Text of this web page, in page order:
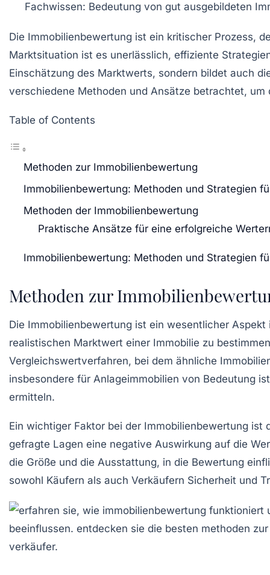
Fachwissen: Bedeutung von gut ausgebildeten
Die Immobilienbewertung ist ein kritischer Prozess,
Marktsituation ist es unerlässlich, effiziente
Einschätzung des Marktwerts, sondern bildet auch
verschiedene Methoden und Ansätze betrachtet,
Table of Contents
Methoden zur Immobilienbewertung
Immobilienbewertung: Methoden und Strategien
Methoden der Immobilienbewertung
Praktische Ansätze für eine erfolgreiche
Immobilienbewertung: Methoden und Strategien
Methoden zur
Die Immobilienbewertung ist ein wesentlicher Aspekt
realistischen Marktwert einer Immobilie zu
Vergleichswertverfahren, bei dem ähnliche
insbesondere für Anlageimmobilien von Bedeutung
ermitteln.
Ein wichtiger Faktor bei der Immobilienbewertung ist
gefragte Lagen eine negative Auswirkung auf die
die Größe und die Ausstattung, in die Bewertung
sowohl Käufern als auch Verkäufern Sicherheit und